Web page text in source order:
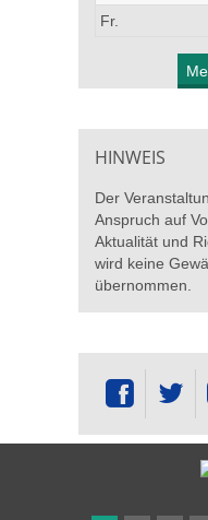
Fr.
HINWEIS
Der
Anspruch auf
Aktualität und
wird keine
übernommen.